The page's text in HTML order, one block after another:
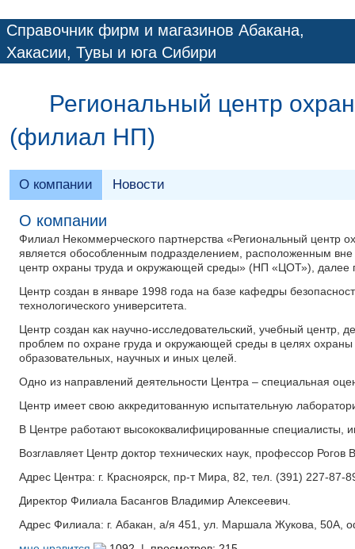
Справочник фирм и магазинов Абакана,
Хакасии, Тувы и юга Сибири
Региональный центр
(филиал НП)
О компании Новости
О компании
Филиал Некоммерческого партнерства «Региональный центр
является обособленным подразделением, расположенным
центр охраны труда и окружающей среды» (НП «ЦОТ»), далее
Центр создан в январе 1998 года на базе кафедры
технологического университета.
Центр создан как научно-исследовательский, учебный центр,
проблем по охране груда и окружающей среды в целях
образовательных, научных и иных целей.
Одно из направлений деятельности Центра – специальная
Центр имеет свою аккредитованную испытательную
В Центре работают высококвалифицированные
Возглавляет Центр доктор технических наук, профессор Рогов
Адрес Центра: г. Красноярск, пр-т Мира, 82, тел. (391) 227-87-
Директор Филиала Басангов Владимир Алексеевич.
Адрес Филиала: г. Абакан, а/я 451, ул. Маршала Жукова, 50А,